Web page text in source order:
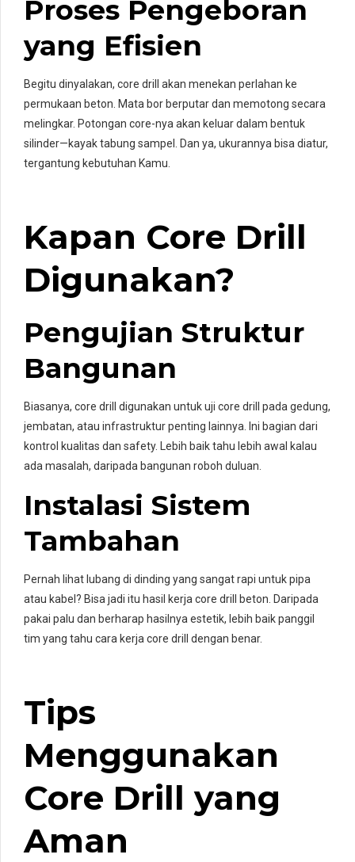
Proses Pengeboran
yang Efisien
Begitu dinyalakan, core drill akan menekan perlahan ke
permukaan beton. Mata bor berputar dan memotong secara
melingkar. Potongan core-nya akan keluar dalam bentuk
silinder—kayak tabung sampel. Dan ya, ukurannya bisa diatur,
tergantung kebutuhan Kamu.
Kapan Core Drill
Digunakan?
Pengujian Struktur
Bangunan
Biasanya, core drill digunakan untuk uji core drill pada gedung,
jembatan, atau infrastruktur penting lainnya. Ini bagian dari
kontrol kualitas dan safety. Lebih baik tahu lebih awal kalau
ada masalah, daripada bangunan roboh duluan.
Instalasi Sistem
Tambahan
Pernah lihat lubang di dinding yang sangat rapi untuk pipa
atau kabel? Bisa jadi itu hasil kerja core drill beton. Daripada
pakai palu dan berharap hasilnya estetik, lebih baik panggil
tim yang tahu cara kerja core drill dengan benar.
Tips
Menggunakan
Core Drill yang
Aman